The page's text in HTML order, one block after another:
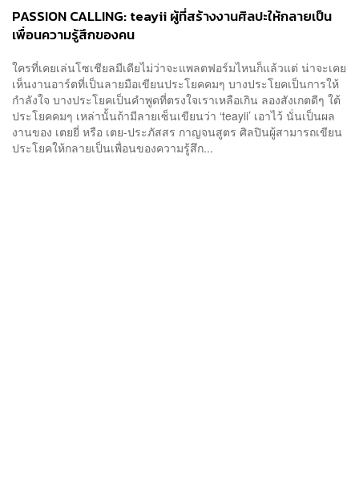
PASSION CALLING: teayii ผู้ที่สร้างงานศิลปะให้กลายเป็น
เพื่อนความรู้สึกของคน
ใครที่เคยเล่นโซเชียลมีเดียไม่ว่าจะแพลตฟอร์มไหนก็แล้วแต่ น่าจะเคย
เห็นงานอาร์ตที่เป็นลายมือเขียนประโยคคมๆ บางประโยคเป็นการให้
กำลังใจ บางประโยคเป็นคำพูดที่ตรงใจเราเหลือเกิน ลองสังเกตดีๆ ใต้
ประโยคคมๆ เหล่านั้นถ้ามีลายเซ็นเขียนว่า ‘teayii’ เอาไว้ นั่นเป็นผล
งานของ เตยยี่ หรือ เตย-ประภัสสร กาญจนสูตร ศิลปินผู้สามารถเขียน
ประโยคให้กลายเป็นเพื่อนของความรู้สึก...